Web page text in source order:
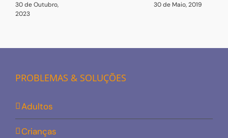
30 de Outubro,
2023
30 de Maio, 2019
PROBLEMAS & SOLUÇÕES
Adultos
Crianças